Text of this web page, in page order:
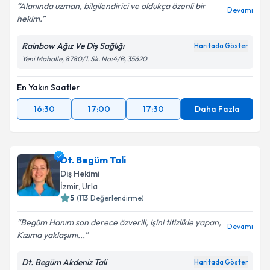
Alanında uzman, bilgilendirici ve oldukça özenli bir
hekim.
Devamı
Rainbow Ağız Ve Diş Sağlığı Haritada Göster
Yeni Mahalle, 8780/1. Sk. No:4/B, 35620
En Yakın Saatler
16:30
17:00 17:30 Daha Fazla
Dt. Begüm Tali
Diş Hekimi
İzmir, Urla
5 (113 Değerlendirme)
Begüm Hanım son derece özverili, işini titizlikle yapan,
Kızıma yaklaşımı...
Devamı
Dt. Begüm Akdeniz Tali Haritada Göster